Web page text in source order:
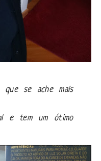
que se ache mais
e tem um ótimo